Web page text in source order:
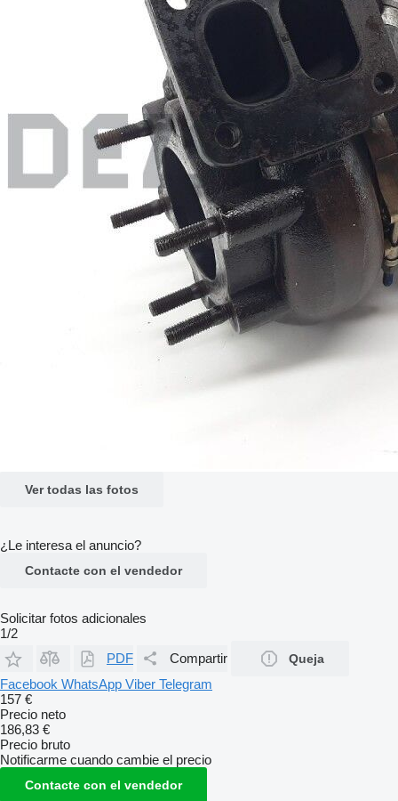
Ver todas las fotos
¿Le interesa el anuncio?
Contacte con el vendedor
Solicitar fotos adicionales
1/2
PDF
Compartir Queja
Facebook WhatsApp Viber Telegram
157 €
Precio neto
186,83 €
Precio bruto
Notificarme cuando cambie el precio
Contacte con el vendedor